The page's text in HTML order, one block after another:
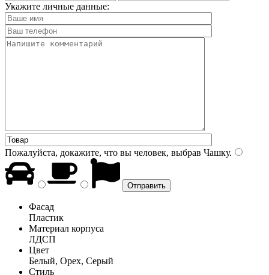
Укажите личные данные:
Пожалуйста, докажите, что вы человек, выбрав Чашку.
Фасад
Пластик
Материал корпуса
ЛДСП
Цвет
Белый, Орех, Серый
Стиль